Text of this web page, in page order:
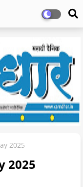
2025
2025